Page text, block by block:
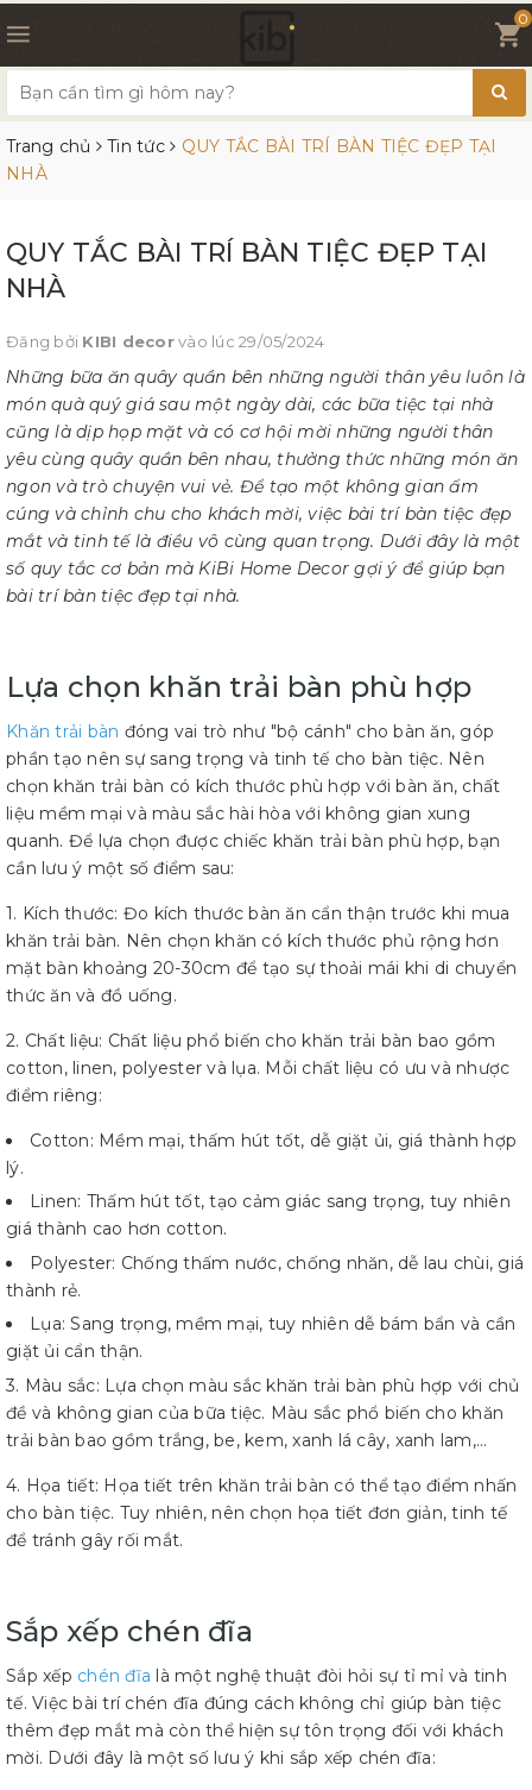
0
Trang chủ Tin tức
QUY TẮC BÀI TRÍ BÀN TIỆC ĐẸP TẠI
NHÀ
QUY TẮC BÀI TRÍ BÀN TIỆC ĐẸP TẠI
NHÀ
Đăng bởi KIBI decorvào lúc 29/05/2024
Những bữa ăn quây quần bên những người thân yêu luôn là
món quà quý giá sau một ngày dài, các bữa tiệc tại nhà
cũng là dịp họp mặt và có cơ hội mời những người thân
yêu cùng quây quần bên nhau, thưởng thức những món ăn
ngon và trò chuyện vui vẻ. Để tạo một không gian ấm
cúng và chỉnh chu cho khách mời, việc bài trí bàn tiệc đẹp
mắt và tinh tế là điều vô cùng quan trọng. Dưới đây là một
số quy tắc cơ bản mà KiBi Home Decor gợi ý để giúp bạn
bài trí bàn tiệc đẹp tại nhà.
Lựa chọn khăn trải bàn phù hợp
Khăn trải bàn đóng vai trò như "bộ cánh" cho bàn ăn, góp
phần tạo nên sự sang trọng và tinh tế cho bàn tiệc. Nên
chọn khăn trải bàn có kích thước phù hợp với bàn ăn, chất
liệu mềm mại và màu sắc hài hòa với không gian xung
quanh. Để lựa chọn được chiếc khăn trải bàn phù hợp, bạn
cần lưu ý một số điểm sau:
1. Kích thước: Đo kích thước bàn ăn cẩn thận trước khi mua
khăn trải bàn. Nên chọn khăn có kích thước phủ rộng hơn
mặt bàn khoảng 20-30cm để tạo sự thoải mái khi di chuyển
thức ăn và đồ uống.
2. Chất liệu: Chất liệu phổ biến cho khăn trải bàn bao gồm
cotton, linen, polyester và lụa. Mỗi chất liệu có ưu và nhược
điểm riêng:
Cotton: Mềm mại, thấm hút tốt, dễ giặt ủi, giá thành hợp
lý.
Linen: Thấm hút tốt, tạo cảm giác sang trọng, tuy nhiên
giá thành cao hơn cotton.
Polyester: Chống thấm nước, chống nhăn, dễ lau chùi, giá
thành rẻ.
Lụa: Sang trọng, mềm mại, tuy nhiên dễ bám bẩn và cần
giặt ủi cẩn thận.
3. Màu sắc: Lựa chọn màu sắc khăn trải bàn phù hợp với chủ
đề và không gian của bữa tiệc. Màu sắc phổ biến cho khăn
trải bàn bao gồm trắng, be, kem, xanh lá cây, xanh lam,...
4. Họa tiết: Họa tiết trên khăn trải bàn có thể tạo điểm nhấn
cho bàn tiệc. Tuy nhiên, nên chọn họa tiết đơn giản, tinh tế
để tránh gây rối mắt.
Sắp xếp chén đĩa
Sắp xếp chén đĩa là một nghệ thuật đòi hỏi sự tỉ mỉ và tinh
tế. Việc bài trí chén đĩa đúng cách không chỉ giúp bàn tiệc
thêm đẹp mắt mà còn thể hiện sự tôn trọng đối với khách
mời. Dưới đây là một số lưu ý khi sắp xếp chén đĩa: